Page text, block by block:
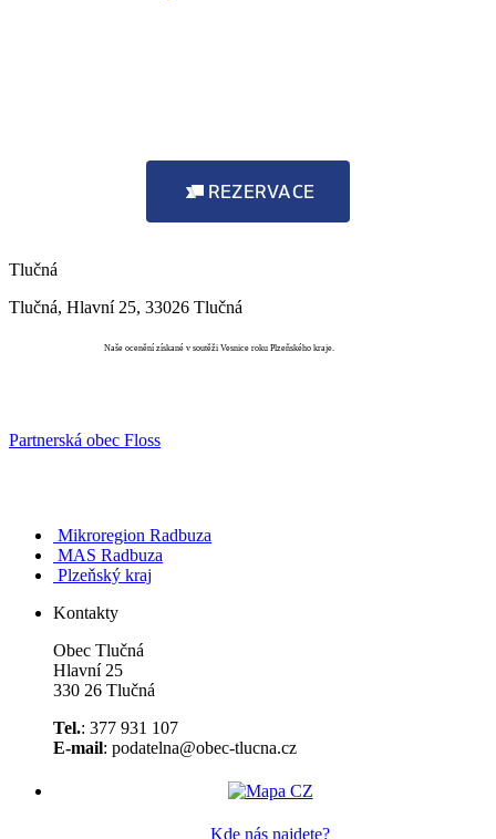
REZERVACE
Tlučná
Tlučná, Hlavní 25, 33026 Tlučná
Naše ocenění získané v soutěži Vesnice roku Plzeňského kraje.
Partnerská obec Floss
Mikroregion Radbuza
MAS Radbuza
Plzeňský kraj
Kontakty
Obec Tlučná
Hlavní 25
330 26 Tlučná
Tel.: 377 931 107
E-mail: podatelna@obec-tlucna.cz
Kde nás najdete?